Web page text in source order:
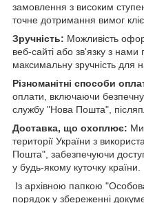
замовлення з високим
точне дотримання вимог
Зручність: Можливість
веб-сайті або зв'язку з
максимальну зручність для
Різноманітні способи
оплати, включаючи
службу "Нова Пошта",
Доставка, що охоплює: Ми
території України з
Пошта", забезпечуючи
у будь-якому куточку країни.
Із архівною папкою
порядок у збереженні